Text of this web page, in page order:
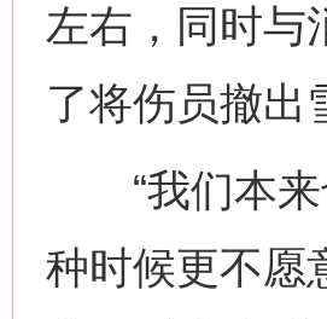
左右，同时与
了将伤员撤出
“我们本来
种时候更不愿